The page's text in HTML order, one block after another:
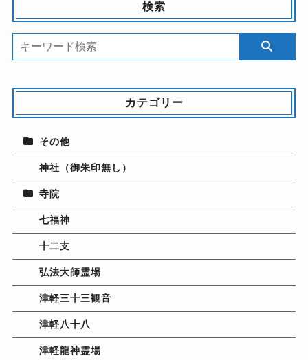
検索
カテゴリー
その他
神社（御朱印無し）
寺院
七福神
十二支
弘法大師霊場
津軽三十三観音
津軽八十八
津軽龍神霊場